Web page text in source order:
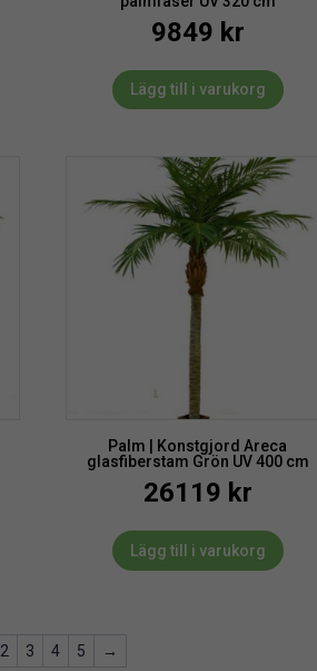
9849 kr
Lägg till i varukorg
Palm | Konstgjord Areca
glasfiberstam Grön UV 400 cm
26119 kr
Lägg till i varukorg
2 3 4 5 →